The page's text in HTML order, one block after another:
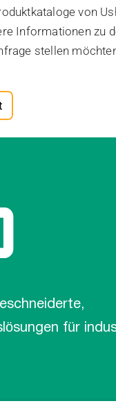
von
Informationen zu
stellen
für